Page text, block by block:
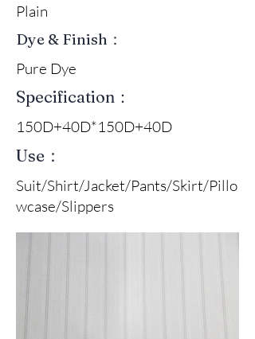
Plain
Dye & Finish：
Pure Dye
Specification：
150D+40D*150D+40D
Use：
Suit/Shirt/Jacket/Pants/Skirt/Pillo
wcase/Slippers